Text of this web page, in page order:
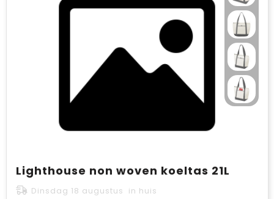
Lighthouse non woven koeltas 21L
Dinsdag 18 augustus in huis